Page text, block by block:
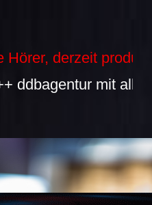
derzeit
mit allen